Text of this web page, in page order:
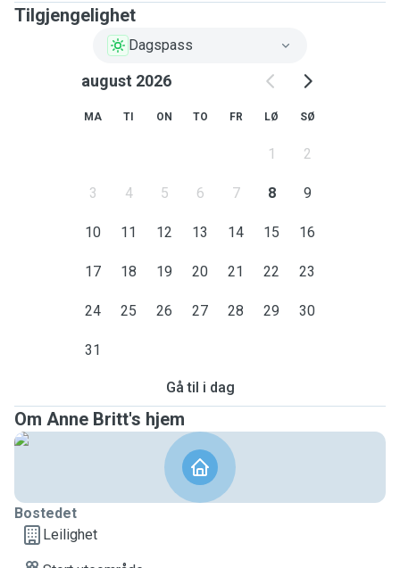
Tilgjengelighet
Dagspass
august 2026
MA TI ON TO FR LØ SØ
1 2
3 4 5 6 7 8 9
10 11 12 13 14 15 16
17 18 19 20 21 22 23
24 25 26 27 28 29 30
31
Gå til i dag
Om Anne Britt's hjem
Bostedet
Leilighet